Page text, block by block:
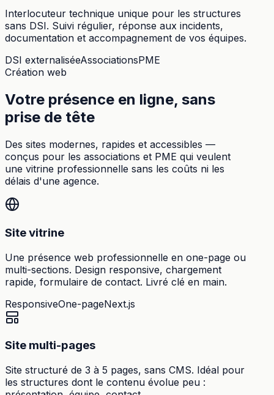
Interlocuteur technique unique pour les structures
sans DSI. Suivi régulier, réponse aux incidents,
documentation et accompagnement de vos équipes.
DSI externaliséeAssociationsPME
Création web
Votre présence en ligne, sans
prise de tête
Des sites modernes, rapides et accessibles —
conçus pour les associations et PME qui veulent
une vitrine professionnelle sans les coûts ni les
délais d'une agence.
Site vitrine
Une présence web professionnelle en one-page ou
multi-sections. Design responsive, chargement
rapide, formulaire de contact. Livré clé en main.
ResponsiveOne-pageNext.js
Site multi-pages
Site structuré de 3 à 5 pages, sans CMS. Idéal pour
les structures dont le contenu évolue peu :